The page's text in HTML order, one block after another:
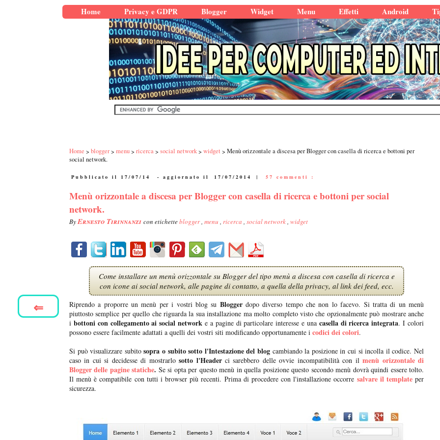
Home Privacy e GDPR Blogger Widget Menu Effetti Android
Home blogger menu ricerca social network widget
Menù orizzontale a discesa per Blogger con casella di ricerca e bottoni per
social network.
Pubblicato il 17/07/14 - aggiornato il 17/07/2014 | 57 commenti :
Menù orizzontale a discesa per Blogger con casella di ricerca e bottoni per social
network.
ByErnesto Tirinnanzi con etichetteblogger, menu , ricerca , social network, widget
Come installare un menù orizzontale su Blogger del tipo menù a discesa con casella di ricerca e
con icone ai social network, alle pagine di contatto, a quella della privacy, al link dei feed, ecc.
Riprendo a proporre un menù per i vostri blog su Bloggerdopo diverso tempo che non lo facevo. Si tratta di un menù
piuttosto semplice per quello che riguarda la sua installazione ma molto completo visto che opzionalmente può mostrare anche
i bottoni con collegamento ai social network e a pagine di particolare interesse e una casella di ricerca integrata. I colori
possono essere facilmente adattati a quelli dei vostri siti modificando opportunamente i codici dei colori.
Si può visualizzare subitosopra o subito sotto l'Intestazione del blog cambiando la posizione in cui si incolla il codice. Nel
caso in cui si decidesse di mostrarlosotto l'Headerci sarebbero delle ovvie incompatibilità con ilmenù orizzontale di
Blogger delle pagine statiche. Se si opta per questo menù in quella posizione questo secondo menù dovrà quindi essere tolto.
Il menù è compatibile con tutti i browser più recenti. Prima di procedere con l'installazione occorre salvare il template per
sicurezza.
⇐